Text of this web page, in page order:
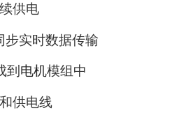
供电
实时数据传输
电机模组中
供电线